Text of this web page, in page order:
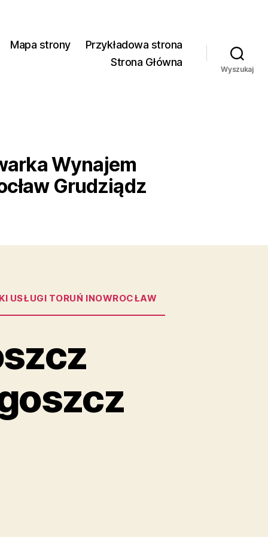
Mapa strony
Przykładowa strona
Strona Główna
Wyszukaj
Wynajem
Grudziądz
USŁUGI TORUŃ INOWROCŁAW